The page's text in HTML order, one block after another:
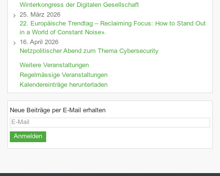
Winterkongress der Digitalen Gesellschaft
25. März 2026
22. Europäische Trendtag – Reclaiming Focus: How to Stand Out
in a World of Constant Noise».
16. April 2026
Netzpolitischer Abend zum Thema Cybersecurity
Weitere Veranstaltungen
Regelmässige Veranstaltungen
Kalendereinträge herunterladen
Neue Beiträge per E-Mail erhalten